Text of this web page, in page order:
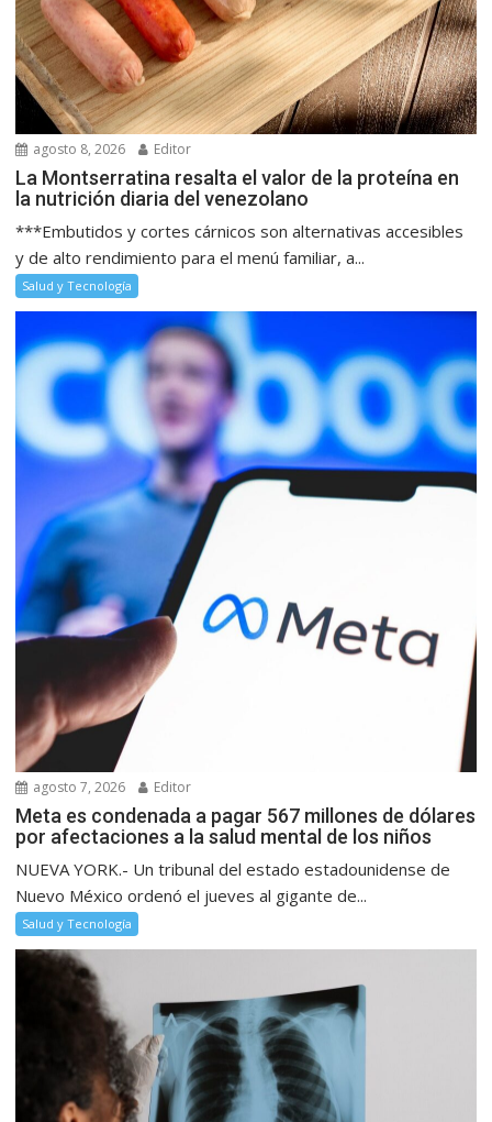
agosto 8, 2026 Editor
La Montserratina resalta el valor de la proteína en
la nutrición diaria del venezolano
***Embutidos y cortes cárnicos son alternativas accesibles
y de alto rendimiento para el menú familiar, a...
Salud y Tecnología
agosto 7, 2026 Editor
Meta es condenada a pagar 567 millones de dólares
por afectaciones a la salud mental de los niños
NUEVA YORK.- Un tribunal del estado estadounidense de
Nuevo México ordenó el jueves al gigante de...
Salud y Tecnología